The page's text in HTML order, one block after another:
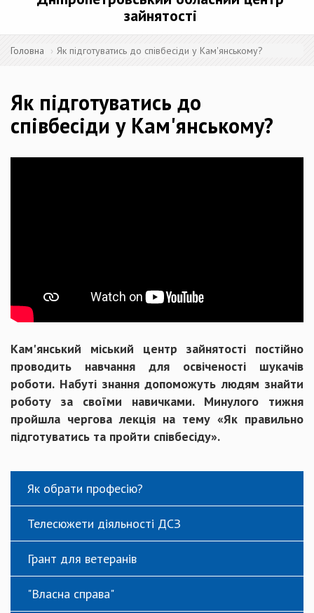
зайнятості
Головна Як підготуватись до співбесіди у Кам'янському?
Як підготуватись до
співбесіди у Кам'янському?
Кам'янський міський центр зайнятості постійно
проводить навчання для освіченості шукачів
роботи. Набуті знання допоможуть людям знайти
роботу за своїми навичками. Минулого тижня
пройшла чергова лекція на тему «Як правильно
підготуватись та пройти співбесіду».
Як обрати професію?
Телесюжети діяльності ДСЗ
Грант для ветеранів
"Власна справа"